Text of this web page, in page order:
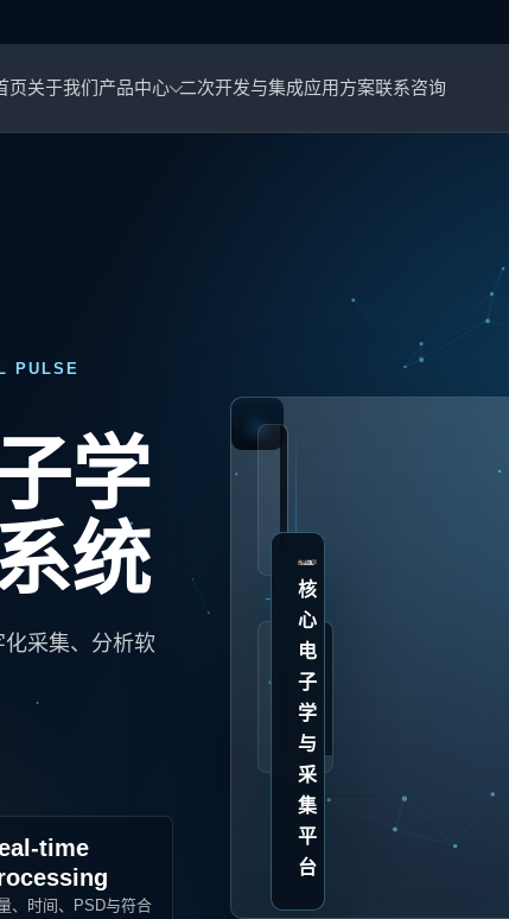
页关于我们产品中心 二次开发与集成应用方案联系咨询
PULSE
学
统
采集、分析软
time
、时间、PSD与符合
核
心
电
子
学
与
采
集
平
台
采
集
平
台
与
二
次
开
发